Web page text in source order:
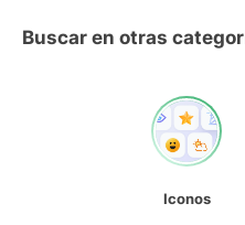
Buscar en otras
Iconos